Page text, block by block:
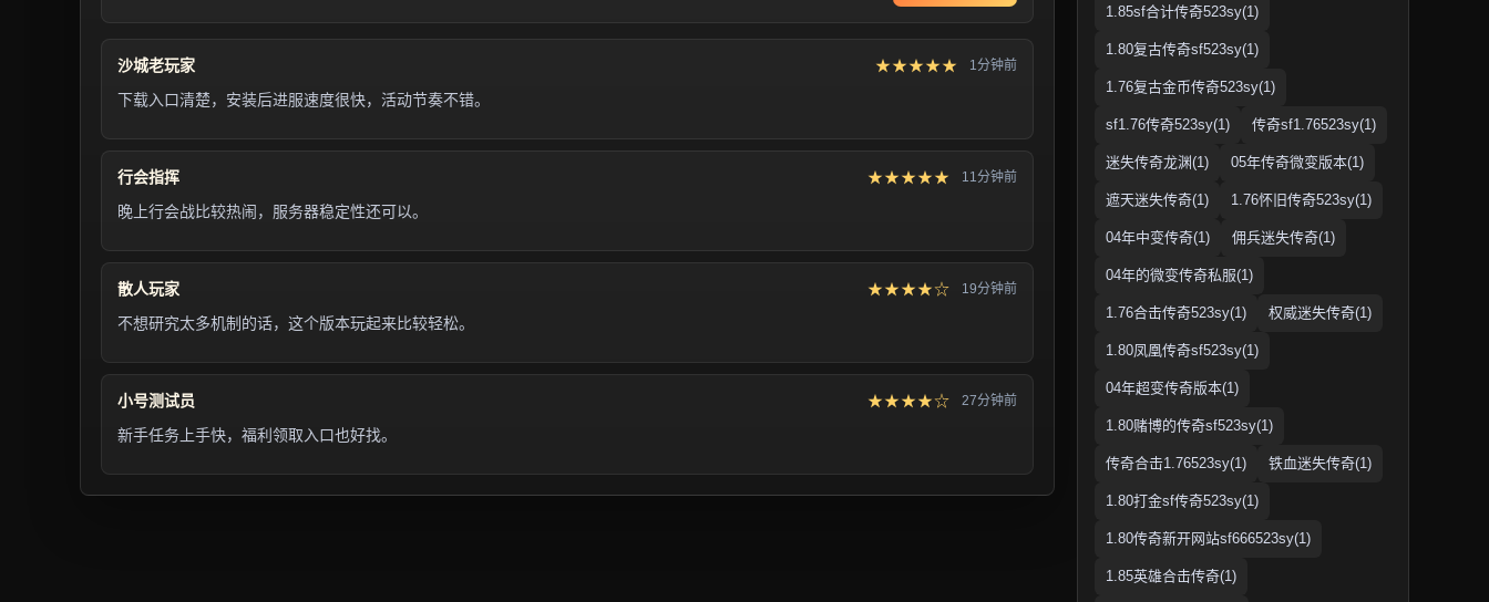
沙城老玩家 ★★★★★ 1分钟前
下载入口清楚，安装后进服速度很快，活动节奏不错。
行会指挥 ★★★★★ 11分钟前
晚上行会战比较热闹，服务器稳定性还可以。
散人玩家 ★★★★☆ 19分钟前
不想研究太多机制的话，这个版本玩起来比较轻松。
小号测试员 ★★★★☆ 27分钟前
新手任务上手快，福利领取入口也好找。
1.85sf合计传奇523sy(1)
1.80复古传奇sf523sy(1)
1.76复古金币传奇523sy(1)
sf1.76传奇523sy(1) 传奇sf1.76523sy(1)
迷失传奇龙渊(1) 05年传奇微变版本(1)
遮天迷失传奇(1) 1.76怀旧传奇523sy(1)
04年中变传奇(1) 佣兵迷失传奇(1)
04年的微变传奇私服(1)
1.76合击传奇523sy(1) 权威迷失传奇(1)
1.80凤凰传奇sf523sy(1)
04年超变传奇版本(1)
1.80赌博的传奇sf523sy(1)
传奇合击1.76523sy(1) 铁血迷失传奇(1)
1.80打金sf传奇523sy(1)
1.80传奇新开网站sf666523sy(1)
1.85英雄合击传奇(1)